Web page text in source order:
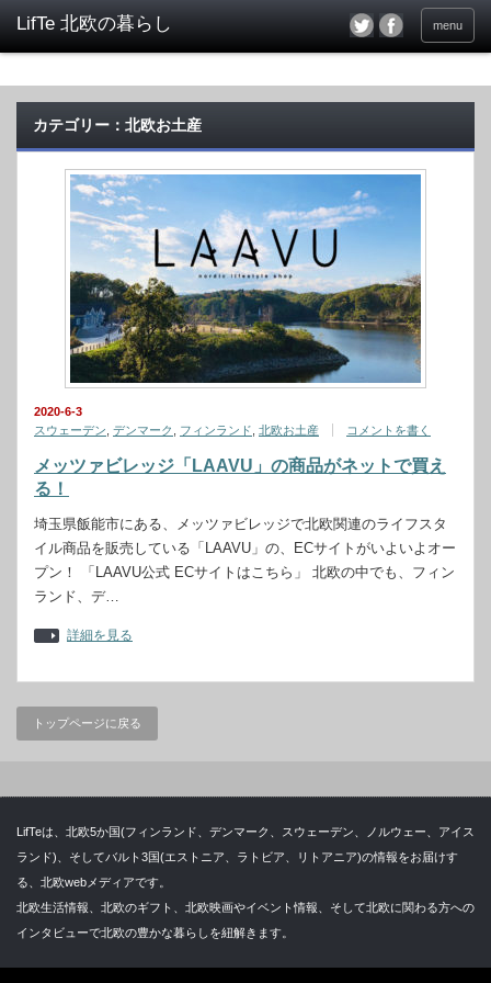
menu
カテゴリー：北欧お土産
2020-6-3
スウェーデン デンマーク フィンランド 北欧お土産 コメントを書く
メッツァビレッジ「LAAVU」の商品がネットで買え
る！
埼玉県飯能市にある、メッツァビレッジで北欧関連のライフスタ
イル商品を販売している「LAAVU」の、ECサイトがいよいよオー
プン！ 「LAAVU公式 ECサイトはこちら」 北欧の中でも、フィン
ランド、デ…
詳細を見る
トップページに戻る
LifTeは、北欧5か国(フィンランド、デンマーク、スウェーデン、ノルウェー、アイス
ランド)、そしてバルト3国(エストニア、ラトビア、リトアニア)の情報をお届けす
る、北欧webメディアです。
北欧生活情報、北欧のギフト、北欧映画やイベント情報、そして北欧に関わる方への
インタビューで北欧の豊かな暮らしを紐解きます。